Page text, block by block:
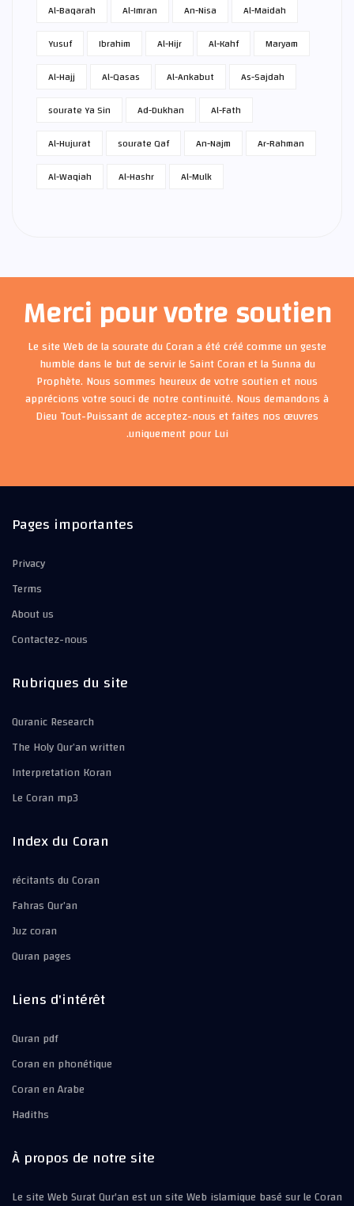
Al-Baqarah Al-Imran An-Nisa
Al-Maidah
Yusuf
Ibrahim Al-Hijr Al-Kahf
Maryam
Al-Hajj
Al-Qasas Al-Ankabut
As-Sajdah
sourate Ya Sin
Ad-Dukhan
Al-Fath
Al-Hujurat
sourate Qaf An-Najm
Ar-Rahman
Al-Waqiah
Al-Hashr Al-Mulk
Merci pour votre soutien
Le site Web de la sourate du Coran a été créé comme un geste
humble dans le but de servir le Saint Coran et la Sunna du
Prophète. Nous sommes heureux de votre soutien et nous
apprécions votre souci de notre continuité. Nous demandons à
Dieu Tout-Puissant de acceptez-nous et faites nos œuvres
uniquement pour Lui.
Pages importantes
Privacy
Terms
About us
Contactez-nous
Rubriques du site
Quranic Research
The Holy Qur’an written
Interpretation Koran
Le Coran mp3
Index du Coran
récitants du Coran
Fahras Qur’an
Juz coran
Quran pages
Liens d'intérêt
Quran pdf
Coran en phonétique
Coran en Arabe
Hadiths
À propos de notre site
Le site Web Surat Qur'an est un site Web islamique basé sur le Coran